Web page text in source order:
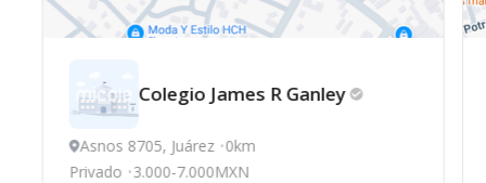
Colegio James RGanley
Asnos 8705, Juárez 0km
Privado 3.000-7.000MXN